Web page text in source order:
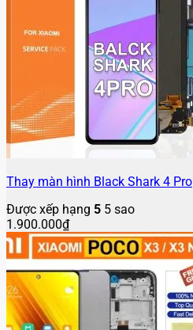
Thay màn hình Black Shark 4 Pro
Được xếp hạng 5 5 sao
1.900.000₫